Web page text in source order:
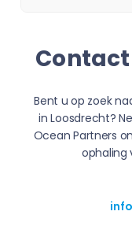
Bent u op zoek
in Loosdrecht?
Ocean Partners
ophaling